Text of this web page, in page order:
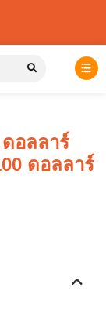
อลลาร์
ดอลลาร์